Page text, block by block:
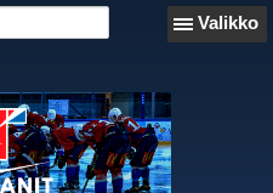
Valikko